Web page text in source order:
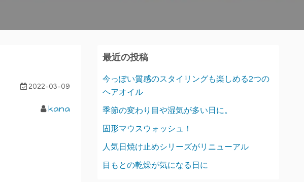
2022-03-09
kana
最近の投稿
今っぽい質感のスタイリングも楽しめる2つの
ヘアオイル
季節の変わり目や湿気が多い日に。
固形マウスウォッシュ！
人気日焼け止めシリーズがリニューアル
目もとの乾燥が気になる日に